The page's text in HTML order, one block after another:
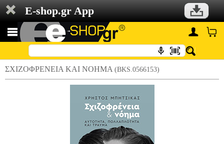
E-shop.gr App
ΣΧΙΖΟΦΡΕΝΕΙΑ ΚΑΙ ΝΟΗΜΑ (BKS.0566153)